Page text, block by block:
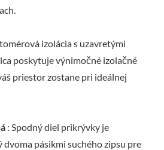
izolácia s uzavretými
poskytuje výnimočné izolačné
priestor zostane pri ideálnej
: Spodný diel prikrývky je
pásikmi suchého zipsu pre